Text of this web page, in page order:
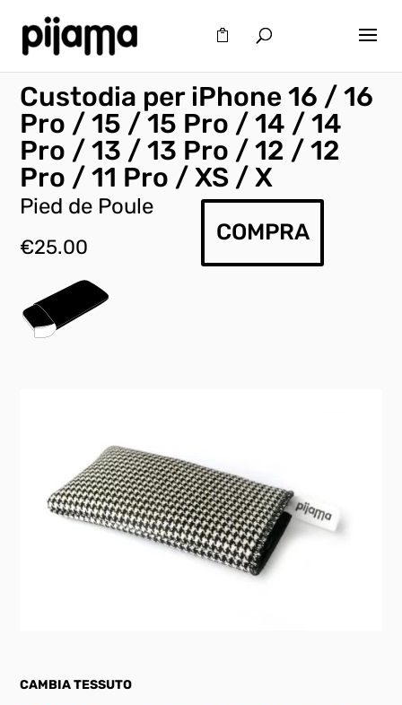
Custodia per iPhone 16 / 16
Pro / 15 / 15 Pro / 14 / 14
Pro / 13 / 13 Pro / 12 / 12
Pro / 11 Pro / XS / X
Pied de Poule
€25.00
COMPRA